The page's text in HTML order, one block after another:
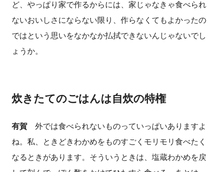
ど、やっぱり家で作るからには、家じゃなきゃ食べられ
ないおいしさにならない限り、作らなくてもよかったの
ではという思いをなかなか払拭できないんじゃないでし
ょうか。
炊きたてのごはんは自炊の特権
有賀 外では食べられないものっていっぱいありますよ
ね。私、ときどきわかめをものすごくモリモリ食べたく
なるときがあります。そういうときは、塩蔵わかめを戻